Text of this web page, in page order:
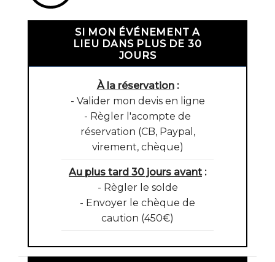
SI MON ÉVÉNEMENT A
LIEU DANS PLUS DE 30
JOURS
À la réservation:
- Valider mon devis en ligne
- Règler l'acompte de
réservation (CB, Paypal,
virement, chèque)
Au plus tard 30 jours avant :
- Règler le solde
- Envoyer le chèque de
caution (450€)